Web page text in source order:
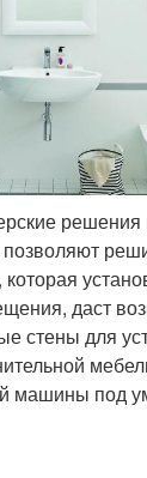
даст
стены для
машины под